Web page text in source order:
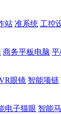
站 准系统 工控
商务平板电脑 平
眼镜 智能项链
电子猫眼 智能